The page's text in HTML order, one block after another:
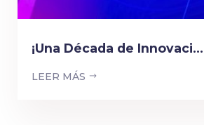
¡Una Década de Innovaci...
LEER MÁS